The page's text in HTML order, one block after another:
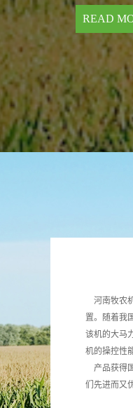
READ
河南牧农
置。随着我
该机的大马
机的操控性
产品获得
们先进而又